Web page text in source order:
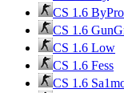
CS 1.6
CS 1.6
CS 1.6 Low
CS 1.6 Fess
CS 1.6